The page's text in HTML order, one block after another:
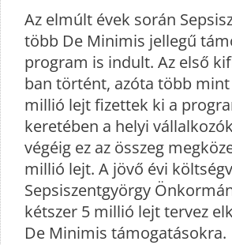
Az elmúlt évek során
több De Minimis jellegű
program is indult. Az első
ban történt, azóta több mint
millió lejt fizettek ki a
keretében a helyi
végéig ez az összeg
millió lejt. A jövő évi
Sepsiszentgyörgy
kétszer 5 millió lejt tervez
De Minimis támogatásokra.